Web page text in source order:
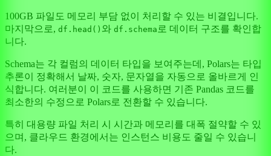
100GB 파일도 메모리 부담 없이 처리할 수 있는 비결입니다.
마지막으로, df.head() 와 df.schema로 데이터 구조를 확인합
니다.
Schema는 각 컬럼의 데이터 타입을 보여주는데, Polars는 타입
추론이 정확해서 날짜, 숫자, 문자열을 자동으로 올바르게 인
식합니다. 여러분이 이 코드를 사용하면 기존 Pandas 코드를
최소한의 수정으로 Polars로 전환할 수 있습니다.
특히 대용량 파일 처리 시 시간과 메모리를 대폭 절약할 수 있
으며, 클라우드 환경에서는 인스턴스 비용도 줄일 수 있습니
다.